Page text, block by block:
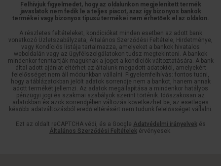
Felhívjuk figyelmedet, hogy az oldalunkon megjelenített termék
javaslatok nem fedik le a teljes piacot, azaz így bizonyos bankok
termékei vagy bizonyos típusú termékei nem érhetőek el az oldalon.
A részletes feltételeket, kondíciókat minden esetben az adott bank
vonatkozó Üzletszabályzata, Általános Szerződési Feltétele, Hirdetménye,
vagy Kondíciós listája tartalmazza, amelyeket a bankok hivatalos
weboldalán vagy az ügyfélszolgálatokon tudsz megtekinteni. A bankok
mindenkor fenntartják maguknak a jogot a kondíciók változtatására. A bank
által adott ajánlat eltérhet az általunk megadott adatoktól, amelyekért
felelősséget nem áll módunkban vállalni. Figyelemfelhívás: fontos tudni,
hogy a táblázatokban jelölt adatok sorrendje nem a bankot, hanem annak
adott termékét jellemzi. Az adatok megállapítása a mindenkor hatályos
pénzügyi jogi és szakmai szabályok szerint történik. Időszakosan az
adatokban és azok sorrendjében változás következhet be, az esetleges
későbbi adatváltozásból eredő eltérésért nem tudunk felelősséget vállalni.
Ezt az oldalt reCAPTCHA védi, és a Google Adatvédelmi irányelvekés
Általános Szerződési Feltételek érvényesek.